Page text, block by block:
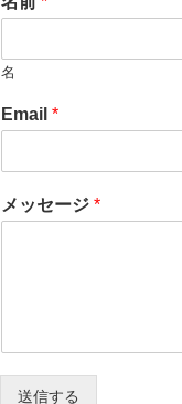
名
Email *
メッセージ *
送信する